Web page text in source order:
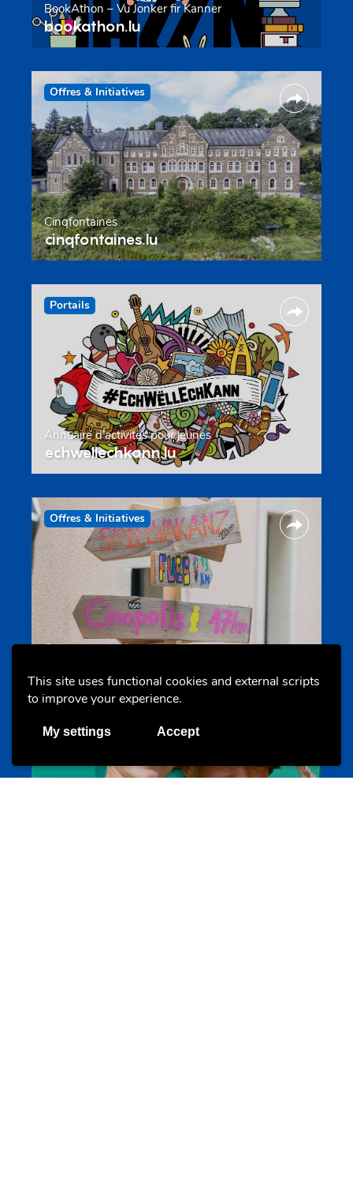
This site uses functional cookies and external scripts
to improve your experience.
My settings Accept
BookAthon – Vu Jonker fir Kanner
bookathon.lu
Offres & Initiatives
Cinqfontaines
cinqfontaines.lu
Portails
Annuaire d’activités pour jeunes
echwellechkann.lu
Offres & Initiatives
Camps et colonies
Evenements